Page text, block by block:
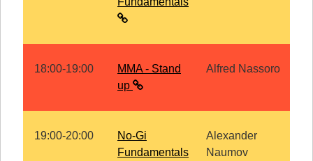
18:00-19:00
MMA - Stand
up
Alfred Nassoro
19:00-20:00
No-Gi
Fundamentals
Alexander
Naumov